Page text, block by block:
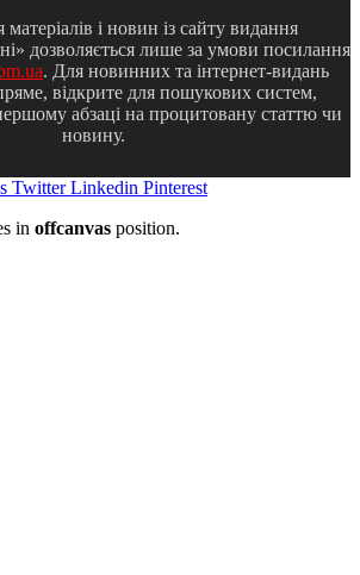
і новин із сайту видання
дозволяється лише за умови посилання
. Для новинних та інтернет-видань
відкрите для пошукових систем,
абзаці на процитовану статтю чи
новину.
Twitter Linkedin Pinterest
in offcanvas position.